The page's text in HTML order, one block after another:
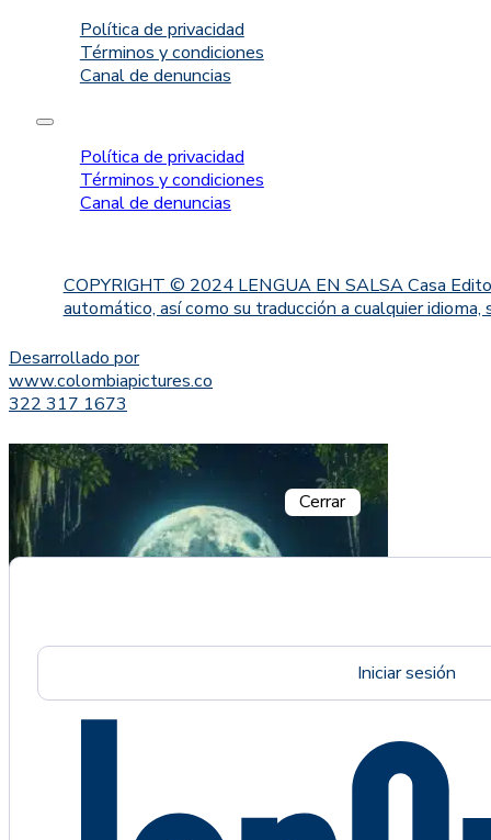
Política de privacidad
Términos y condiciones
Canal de denuncias
Política de privacidad
Términos y condiciones
Canal de denuncias
COPYRIGHT © 2024 LENGUA EN SALSA Casa
automático, así como su traducción a cualquier
Desarrollado por
www.colombiapictures.co
322 317 1673
Cerrar
Iniciar sesión